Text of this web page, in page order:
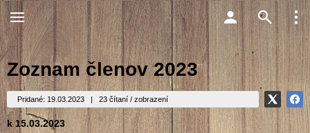
Zoznam členov 2023
Pridané: 19.03.2023 | 23 čítaní / zobrazení
k 15.03.2023